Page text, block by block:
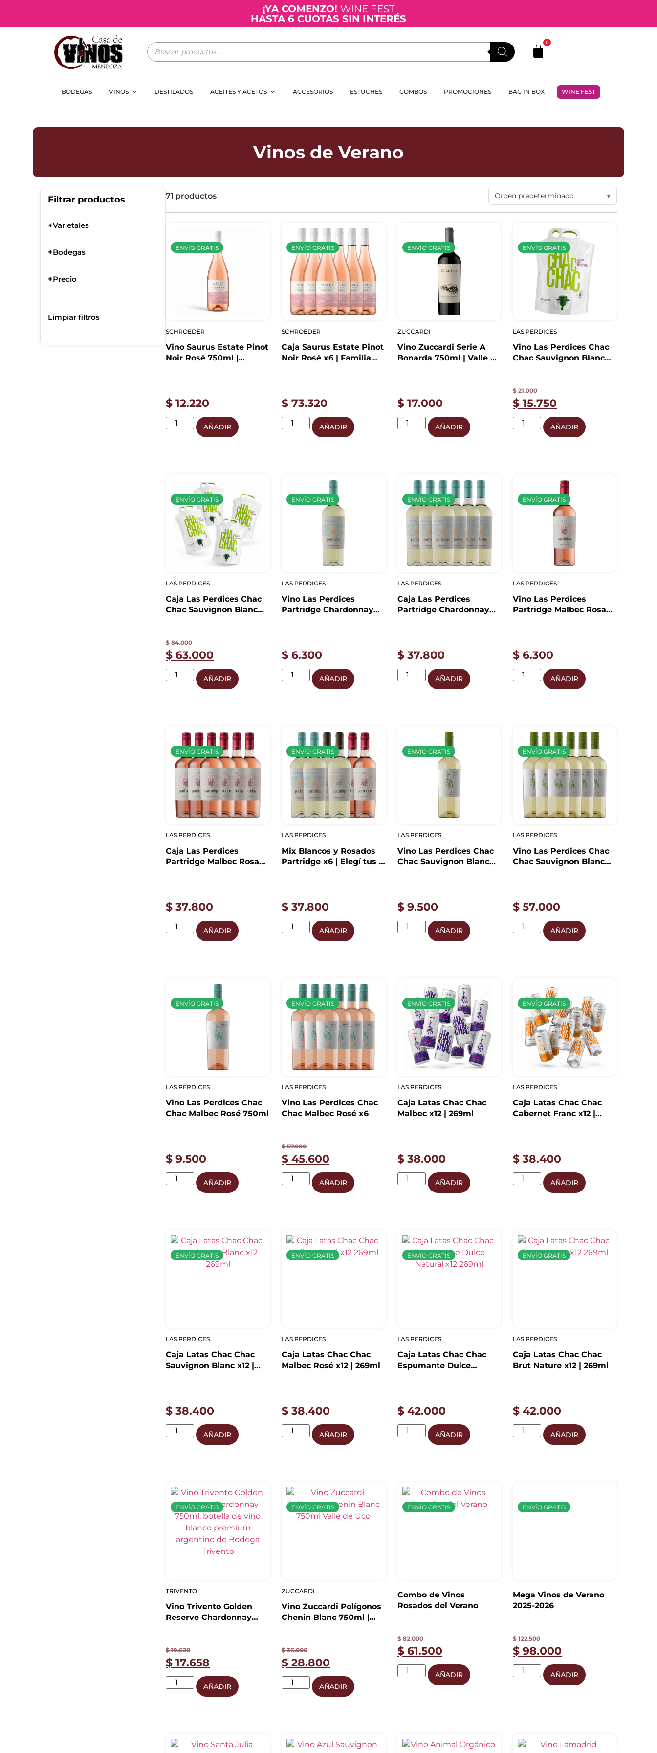
¡YA COMENZO! WINE FEST
HASTA 6 CUOTAS SIN INTERÉS
0
BODEGAS VINOS DESTILADOS ACEITES Y ACETOS ACCESORIOS ESTUCHES COMBOS PROMOCIONES BAG IN BOX WINE FEST
Vinos de Verano
Filtrar productos
Varietales
+
Bodegas
+
Precio
+
Limpiar filtros
71 productos
ENVÍO GRATIS
SCHROEDER
Vino Saurus Estate Pinot
Noir Rosé 750ml |
$ 12.220
AÑADIR
ENVÍO GRATIS
SCHROEDER
Caja Saurus Estate Pinot
Noir Rosé x6 | Familia
$73.320
AÑADIR
ENVÍO GRATIS
ZUCCARDI
Vino Zuccardi Serie A
Bonarda 750ml | Valle de
$17.000
AÑADIR
ENVÍO GRATIS
LAS PERDICES
Vino Las Perdices Chac
Chac Sauvignon Blanc
$21.000
$ 15.750
AÑADIR
ENVÍO GRATIS
LAS PERDICES
Caja Las Perdices Chac
Chac Sauvignon Blanc
$84.000
$ 63.000
AÑADIR
ENVÍO GRATIS
LAS PERDICES
Vino Las Perdices
Partridge Chardonnay
$6.300
AÑADIR
ENVÍO GRATIS
LAS PERDICES
Caja Las Perdices
Partridge Chardonnay
$37.800
AÑADIR
ENVÍO GRATIS
LAS PERDICES
Vino Las Perdices
Partridge Malbec Rosado
$ 6.300
AÑADIR
ENVÍO GRATIS
LAS PERDICES
Caja Las Perdices
Partridge Malbec Rosado
$ 37.800
AÑADIR
ENVÍO GRATIS
LAS PERDICES
Mix Blancos y Rosados
Partridge x6 | Elegí tus 6
$37.800
AÑADIR
ENVÍO GRATIS
LAS PERDICES
Vino Las Perdices Chac
Chac Sauvignon Blanc
$9.500
AÑADIR
ENVÍO GRATIS
LAS PERDICES
Vino Las Perdices Chac
Chac Sauvignon Blanc
$ 57.000
AÑADIR
ENVÍO GRATIS
LAS PERDICES
Vino Las Perdices Chac
Chac Malbec Rosé 750ml
$ 9.500
AÑADIR
ENVÍO GRATIS
LAS PERDICES
Vino Las Perdices Chac
Chac Malbec Rosé x6
$57.000
$45.600
AÑADIR
ENVÍO GRATIS
LAS PERDICES
Caja Latas Chac Chac
Malbec x12 | 269ml
$38.000
AÑADIR
ENVÍO GRATIS
LAS PERDICES
Caja Latas Chac Chac
Cabernet Franc x12 |
$ 38.400
AÑADIR
ENVÍO GRATIS
LAS PERDICES
Caja Latas Chac Chac
Sauvignon Blanc x12 |
$ 38.400
AÑADIR
ENVÍO GRATIS
LAS PERDICES
Caja Latas Chac Chac
Malbec Rosé x12 | 269ml
$38.400
AÑADIR
ENVÍO GRATIS
LAS PERDICES
Caja Latas Chac Chac
Espumante Dulce
$42.000
AÑADIR
ENVÍO GRATIS
LAS PERDICES
Caja Latas Chac Chac
Brut Nature x12 | 269ml
$ 42.000
AÑADIR
ENVÍO GRATIS
TRIVENTO
Vino Trivento Golden
Reserve Chardonnay
$19.620
$ 17.658
AÑADIR
ENVÍO GRATIS
ZUCCARDI
Vino Zuccardi Polígonos
Chenin Blanc 750ml |
$36.000
$28.800
AÑADIR
ENVÍO GRATIS
Combo de Vinos
Rosados del Verano
$82.000
$61.500
AÑADIR
ENVÍO GRATIS
Mega Vinos de Verano
2025-2026
$122.500
$ 98.000
AÑADIR